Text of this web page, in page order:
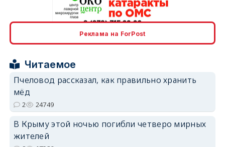
Реклама на ForPost
Читаемое
Пчеловод рассказал, как правильно хранить
мёд
2 24749
В Крыму этой ночью погибли четверо мирных
жителей